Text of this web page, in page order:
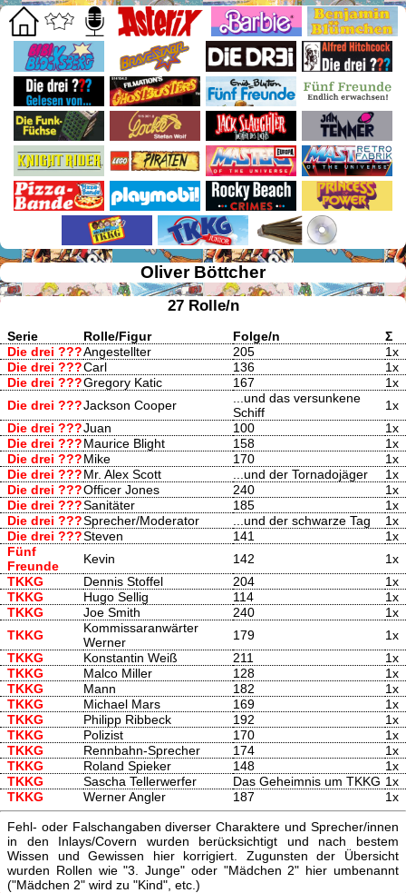
Oliver Böttcher
27 Rolle/n
Serie Rolle/Figur Folge/n
Σ
Die drei ???Angestellter 205
1x
Die drei ???Carl 136
1x
Die drei ???Gregory Katic 167
1x
Die drei ???Jackson Cooper
...und das versunkene
Schiff
1x
Die drei ???Juan 100
1x
Die drei ???Maurice Blight 158
1x
Die drei ???Mike 170
1x
Die drei ???Mr. Alex Scott ...und der Tornadojäger
1x
Die drei ???Officer Jones 240
1x
Die drei ???Sanitäter 185
1x
Die drei ???Sprecher/Moderator ...und der schwarze Tag
1x
Die drei ???Steven 141
1x
Fünf
Freunde
Kevin 142
1x
TKKG
Dennis Stoffel 204
1x
TKKG
Hugo Sellig 114
1x
TKKG
Joe Smith 240
1x
TKKG
Kommissaranwärter
Werner
179
1x
TKKG
Konstantin Weiß 211
1x
TKKG
Malco Miller 128
1x
TKKG
Mann 182
1x
TKKG
Michael Mars 169
1x
TKKG
Philipp Ribbeck 192
1x
TKKG
Polizist 170
1x
TKKG
Rennbahn-Sprecher 174
1x
TKKG
Roland Spieker 148
1x
TKKG
Sascha Tellerwerfer Das Geheimnis um TKKG 1x
TKKG
Werner Angler 187 1x
Fehl- oder Falschangaben diverser Charaktere und Sprecher/innen
in den Inlays/Covern wurden berücksichtigt und nach bestem
Wissen und Gewissen hier korrigiert. Zugunsten der Übersicht
wurden Rollen wie "3. Junge" oder "Mädchen 2" hier umbenannt
("Mädchen 2" wird zu "Kind", etc.)